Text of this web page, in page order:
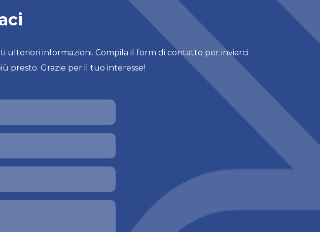
ulteriori informazioni. Compila il form di contatto per inviarci
presto. Grazie per il tuo interesse!